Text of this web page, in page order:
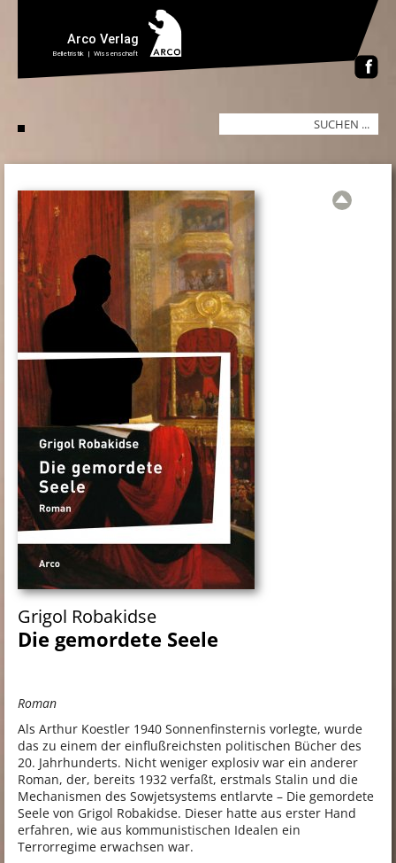
Grigol Robakidse
Die gemordete Seele
Roman
Als Arthur Koestler 1940 Sonnenfinsternis vorlegte, wurde
das zu einem der einflußreichsten politischen Bücher des
20. Jahrhunderts. Nicht weniger explosiv war ein anderer
Roman, der, bereits 1932 verfaßt, erstmals Stalin und die
Mechanismen des Sowjetsystems entlarvte – Die gemordete
Seele von Grigol Robakidse. Dieser hatte aus erster Hand
erfahren, wie aus kommunistischen Idealen ein
Terrorregime erwachsen war.